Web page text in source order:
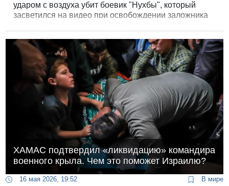
ударом с воздуха убит боевик "Нухбы", который
засветился на видео при освобождении заложника
ХАМАС подтвердил «ликвидацию» командира
военного крыла. Чем это поможет Израилю?
16 мая 2026, 19:52 В мире